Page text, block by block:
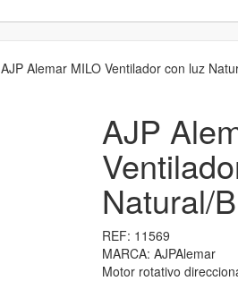
AJP Alemar MILO Ventilador con luz
AJP
Natural/
REF: 11569
MARCA: AJPAlemar
Motor rotativo